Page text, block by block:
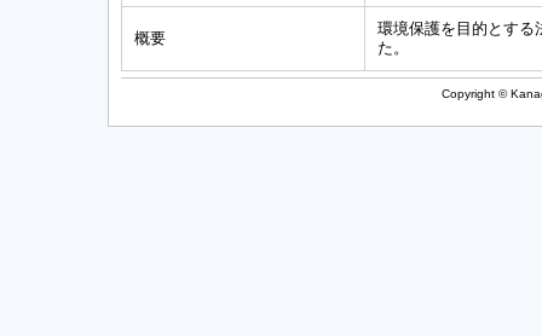
概要
環境保護を目的とする
た。
Copyright ©